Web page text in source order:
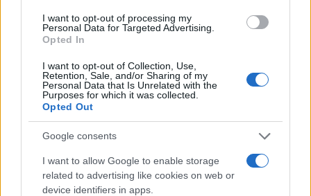
I want to opt-out of processing my
Personal Data for Targeted Advertising.
Opted In
I want to opt-out of Collection, Use,
Retention, Sale, and/or Sharing of my
Personal Data that Is Unrelated with the
Purposes for which it was collected.
Opted Out
Google consents
I want to allow Google to enable storage
related to advertising like cookies on web or
device identifiers in apps.
20 Νοεμβρίου και μετά», δήλωσε
χαρακτηριστικά.
ΔΙΑΦΗΜΙΣΗ